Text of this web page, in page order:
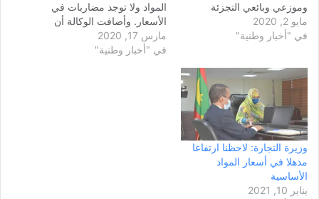
وموزعي وبائعي التجزئة
بالنسبة للفواكه، وذكرت
الوزارة أن هذ الاتفاق أفضى
القادم على أن تحدد أسعار بقية
الفواكه في وقت لاحق. نص
منشور الوزارة: استدعى
معالي…
مايو 2, 2020
في "أخبار وطنية"
المواد ولا توجد مضاربات في
الأسعار. وأضافت الوكالة أن
وزارة التجارة والسياحةتقوم
منذ فترة بمراقبة وضعية
مارس 17, 2020
في "أخبار وطنية"
وزيرة التجارة: لاحظنا ارتفاعا
مذهلا في أسعار المواد
الأساسية
يناير 10, 2021